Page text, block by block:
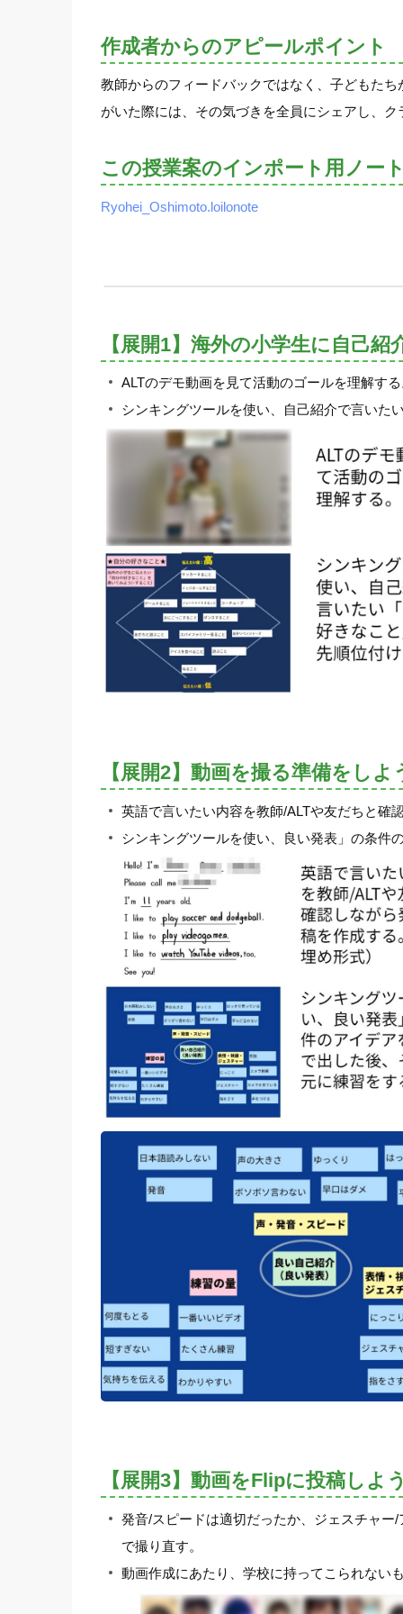
作成者からのアピールポイント
教師からのフィードバックではなく、子どもた
がいた際には、その気づきを全員にシェアし、
この授業案のインポート用ノー
Ryohei_Oshimoto.loilonote
【展開1】海外の小学生に自己紹
ALTのデモ動画を見て活動のゴールを理解す
シンキングツールを使い、自己紹介で言いた
【展開2】動画を撮る準備をしよ
英語で言いたい内容を教師/ALTや友だちと確
シンキングツールを使い、良い発表」の条件
【展開3】動画をFlipに投稿しよ
発音/スピードは適切だったか、ジェスチャ
で撮り直す。
動画作成にあたり、学校に持ってこられない